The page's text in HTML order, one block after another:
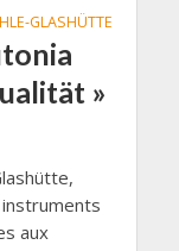
GLASHÜTTE
»
aux